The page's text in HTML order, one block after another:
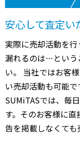
安心して査定い
実際に売却活動を
漏れるのは…という
い。 当社ではお客
い売却活動も可能で
SUMiTASでは、毎
す。そのお客様に
告を掲載しなくても